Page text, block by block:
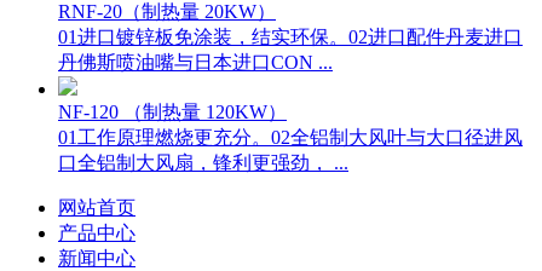
RNF-20（制热量 20KW）
01进口镀锌板免涂装，结实环保。02进口配件丹麦进口
丹佛斯喷油嘴与日本进口CON ...
NF-120 （制热量 120KW）
01工作原理燃烧更充分。02全铝制大风叶与大口径进风
口全铝制大风扇，锋利更强劲， ...
网站首页
产品中心
新闻中心